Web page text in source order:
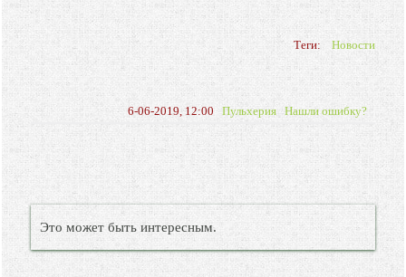
Теги: Новости
6-06-2019, 12:00 Пульхерия Нашли ошибку?
Это может быть интересным.